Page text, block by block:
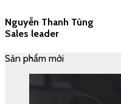
Nguyễn Thanh Tùng
Sales leader
Sản phẩm mới